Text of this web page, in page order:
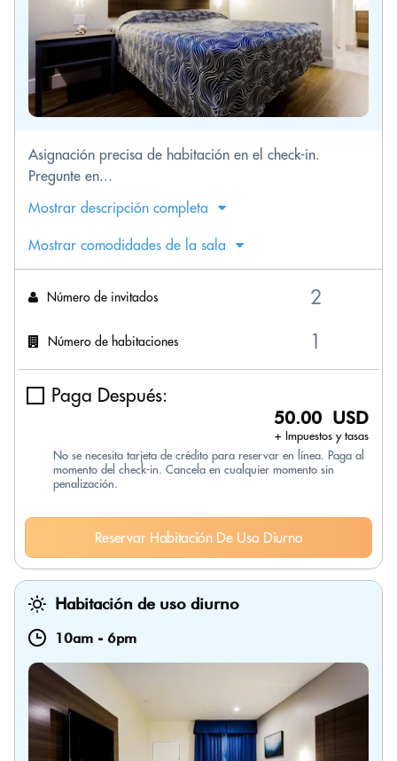
Asignación precisa de habitación en el check-in.
Pregunte en...
Mostrar descripción completa
Mostrar comodidades de la sala
Número de invitados
Número de habitaciones
Paga Después:
50.00 USD
+ Impuestos y tasas
No se necesita tarjeta de crédito para reservar en línea. Paga al
momento del check-in. Cancela en cualquier momento sin
penalización.
Reservar Habitación De Uso Diurno
Habitación de uso diurno
10am - 6pm